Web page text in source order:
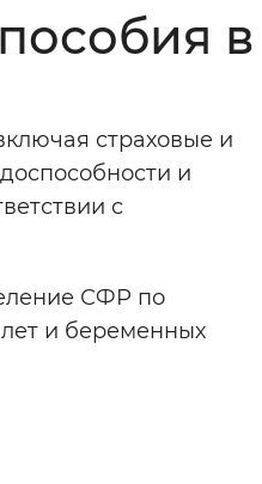
Синий фон
страховые и
и
с
СФР по
и беременных